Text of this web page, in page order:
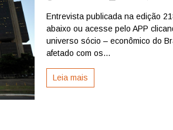
Entrevista publicada na edição
abaixo ou acesse pelo APP
universo sócio – econômico do
afetado com os...
Leia mais